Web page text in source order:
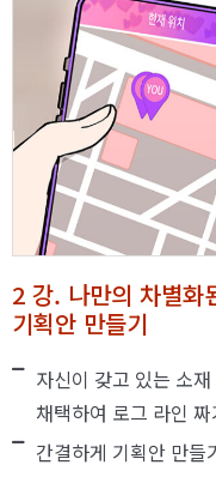
2 강. 나만의 차별화
기획안 만들기
자신이 갖고 있는 소
채택하여 로그 라인 짜
간결하게 기획안 만들